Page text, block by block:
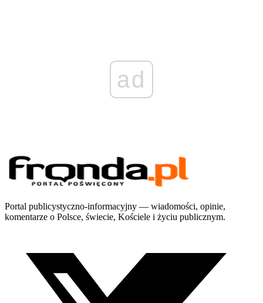
ad
Portal publicystyczno-informacyjny — wiadomości, opinie,
komentarze o Polsce, świecie, Kościele i życiu publicznym.